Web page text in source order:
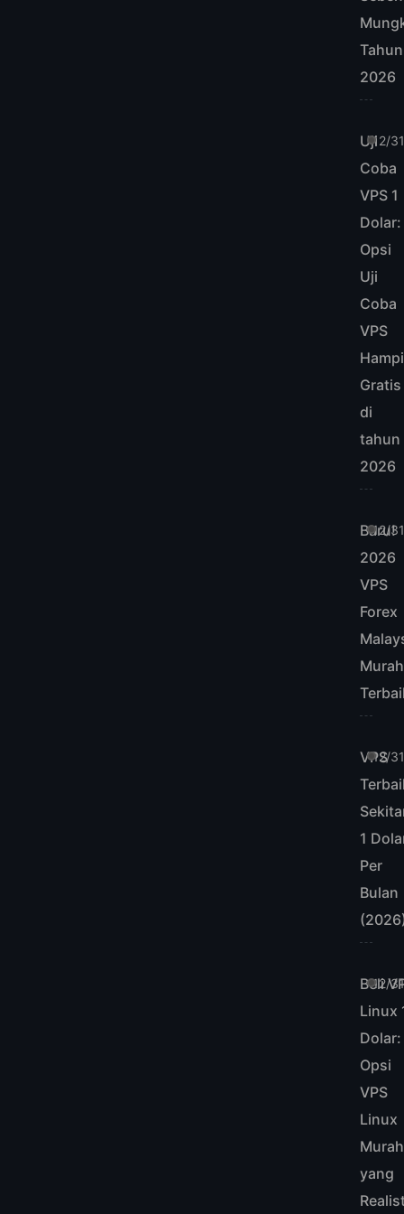
Tahun
2026
12/
Uji
Coba
VPS 1
Dolar:
Opsi
Uji
Coba
VPS
Gratis
di
tahun
2026
12/
Baru!
2026
VPS
Forex
Murah
12/
VPS
1
Per
Bulan
12/
Beli
Linux
Dolar:
Opsi
VPS
Linux
Murah
yang